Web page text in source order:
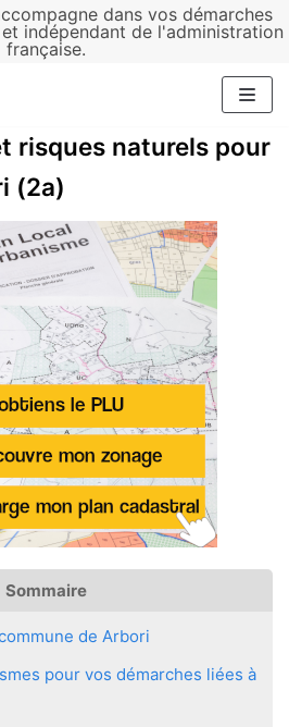
dans vos démarches
indépendant de l'administration
française.
risques naturels pour
(2a)
Sommaire
de Arbori
pour vos démarches liées à